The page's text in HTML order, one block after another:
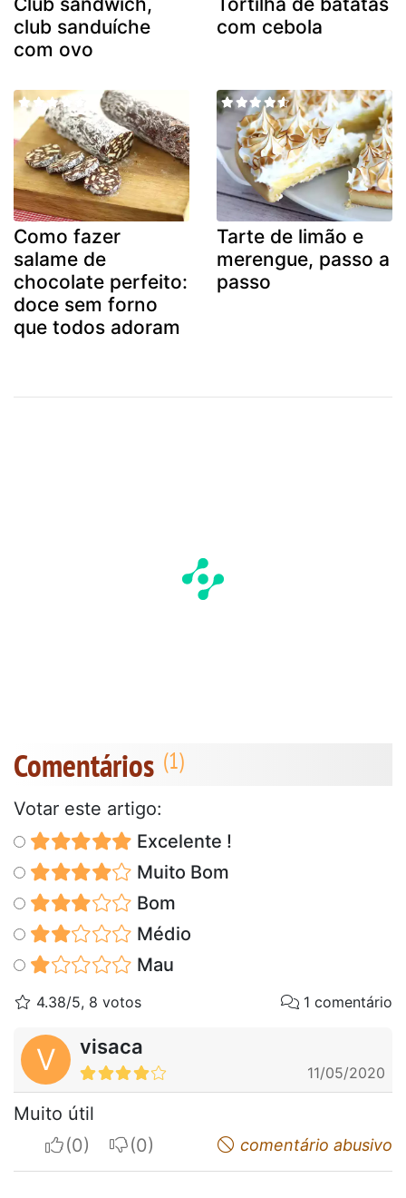
club sanduíche
com ovo
com cebola
Como fazer
salame de
chocolate perfeito:
doce sem forno
que todos adoram
Tarte de limão e
merengue, passo a
passo
Comentários
Votar este artigo:
Excelente !
Muito Bom
Bom
Médio
Mau
4.38/5, 8 votos 1 comentário
V visaca
11/05/2020
Muito útil
I apreciateI do not appreciatecomentário abusivo